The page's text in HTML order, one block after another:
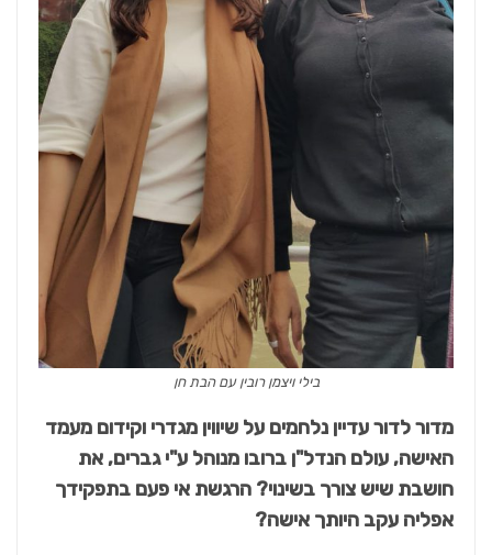
בילי ויצמן רובין עם הבת חן
מדור לדור עדיין נלחמים על שיווין מגדרי וקידום מעמד
האישה, עולם הנדל"ן ברובו מנוהל ע"י גברים, את
חושבת שיש צורך בשינוי? הרגשת אי פעם בתפקידך
אפליה עקב היותך אישה?